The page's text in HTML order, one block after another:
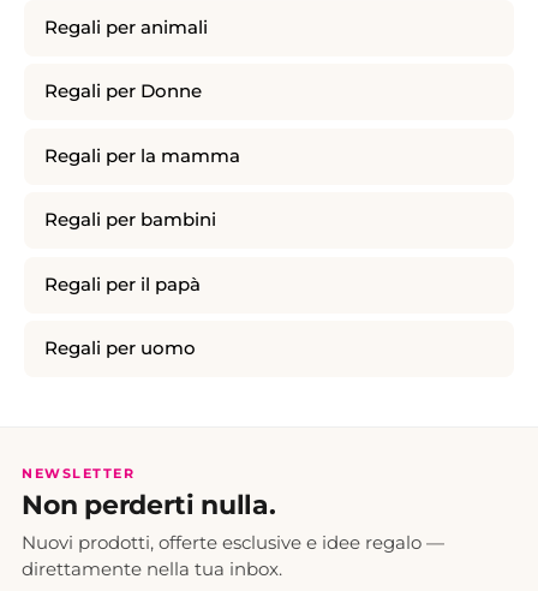
Regali per animali
Regali per Donne
Regali per la mamma
Regali per bambini
Regali per il papà
Regali per uomo
NEWSLETTER
Non perderti nulla.
Nuovi prodotti, offerte esclusive e idee regalo —
direttamente nella tua inbox.